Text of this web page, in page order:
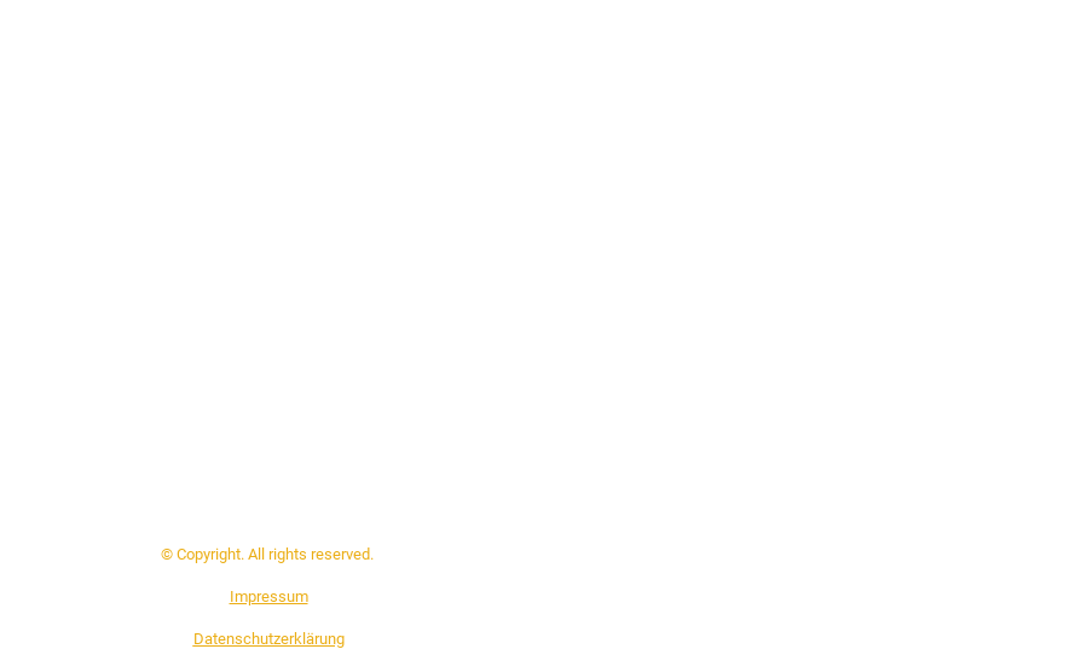
© Copyright. All rights reserved.
Impressum
Datenschutzerklärung